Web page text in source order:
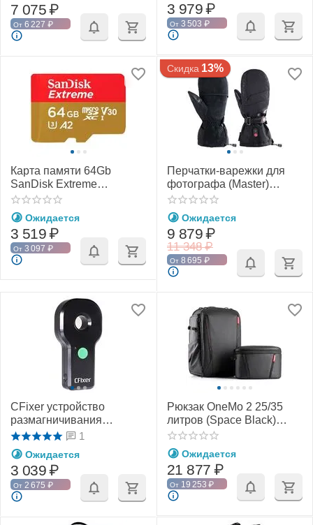
7 075₽
От 6 227 ₽
3 979₽
От 3 503 ₽
Карта памяти 64Gb
SanDisk Extreme
microSDXC Class 10
UHS-I U3 V30 A2
Ожидается
3 519₽
От 3 097 ₽
Скидка 13%
Перчатки-варежки для
фотографа (Master)
(PGYTECH)
Ожидается
11 348 ₽
9 879₽
От 8 695 ₽
CFixer устройство
размагничивания
компаса квадрокоптера
1
Ожидается
3 039₽
От 2 675 ₽
Рюкзак OneMo 2 25/35
литров (Space Black)
(PGYTECH)
Ожидается
21 877 ₽
От 19 253 ₽